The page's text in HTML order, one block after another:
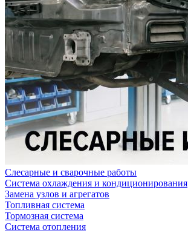
Слесарные и сварочные работы
Система охлаждения и кондиционирования
Замена узлов и агрегатов
Топливная система
Тормозная система
Система отопления